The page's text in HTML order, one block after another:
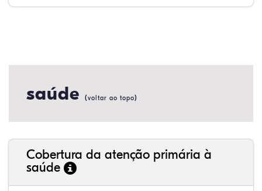
saúde (voltar ao topo)
Cobertura da atenção primária à
saúde